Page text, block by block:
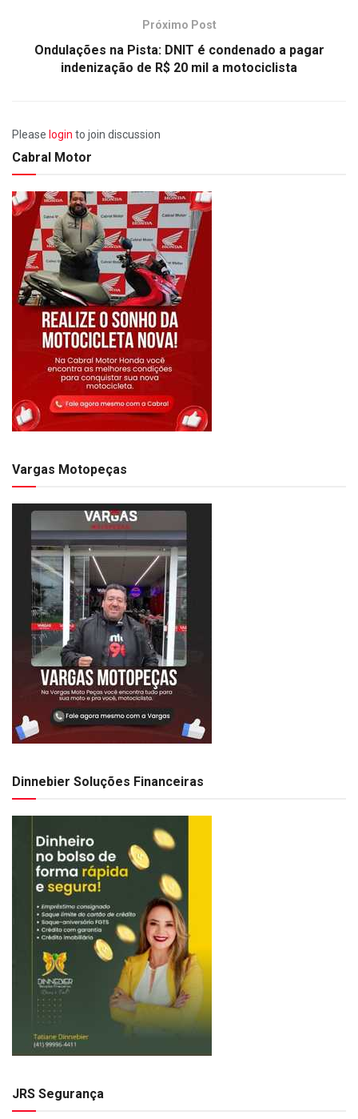
Próximo Post
Ondulações na Pista: DNIT é condenado a pagar
indenização de R$ 20 mil a motociclista
Please login to join discussion
Cabral Motor
Vargas Motopeças
Dinnebier Soluções Financeiras
JRS Segurança